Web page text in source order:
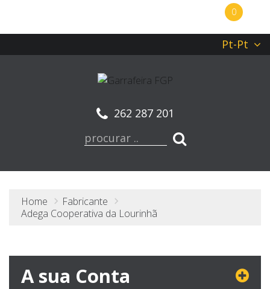
0
Pt-Pt
262 287 201
Home
Fabricante
Adega Cooperativa da Lourinhã
A sua Conta